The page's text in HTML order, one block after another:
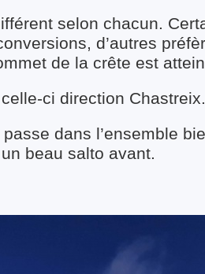
selon chacun.
d’autres
de la crête est
ci direction Chastreix.
dans l’ensemble
beau salto avant.